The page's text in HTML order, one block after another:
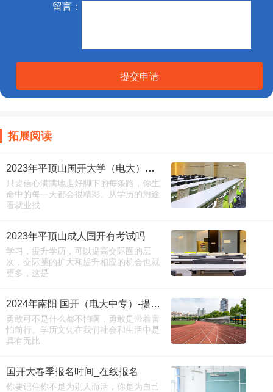
留言：
提交申请
拓展阅读
2023年平顶山国开大学（电大）报名缴费须知
只要信心满满地走好脚下的每条路，你生
命中的每一天都会很精彩。从学历的用途
看就业找
2023年平顶山成人国开有考试吗
学习，提升学历，可以提高交际圈的层
次，交际圈的扩大和提升相应的机会也就
更多，这是
2024年南阳 国开（电大中专）-提升学历线上
勇敢可不是什么都不怕啊，勇敢是带着害
怕前行。学历文凭在我们社会和生活中是
具有无比
国开大春季报名时间_在线报名
你要记住你不是为别人而活，你是为自己